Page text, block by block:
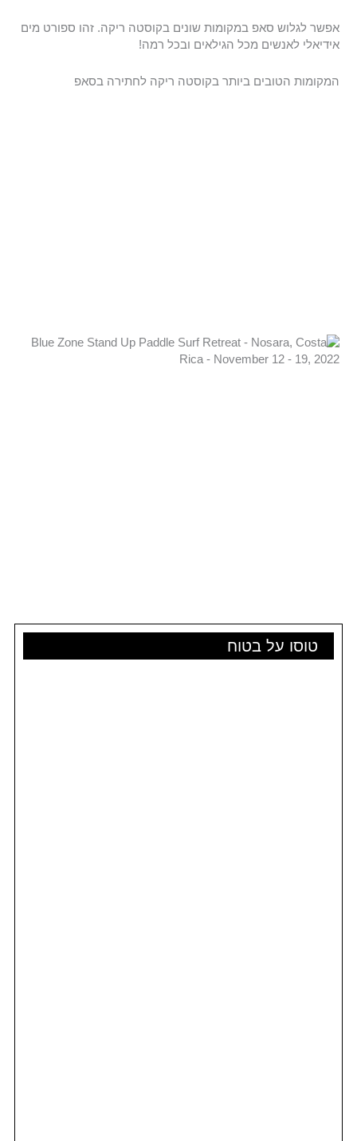
טוסו על בטוח
אפשר לגלוש סאפ במקומות שונים בקוסטה ריקה. זהו ספורט מים
אידיאלי לאנשים מכל הגילאים ובכל רמה!
המקומות הטובים ביותר בקוסטה ריקה לחתירה בסאפ